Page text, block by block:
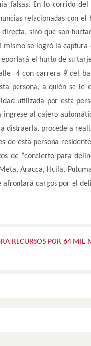
falsas. En lo corrido del
relacionadas con el
sino que son
mismo se logró la captura
el hurto de su
4 con carrera 9 del
persona, a quién se le
utilizada por esta
al cajero
distraerla, procede a
de esta persona
de “concierto para
Arauca, Huila,
cargos por el
RECURSOS POR 64 MIL